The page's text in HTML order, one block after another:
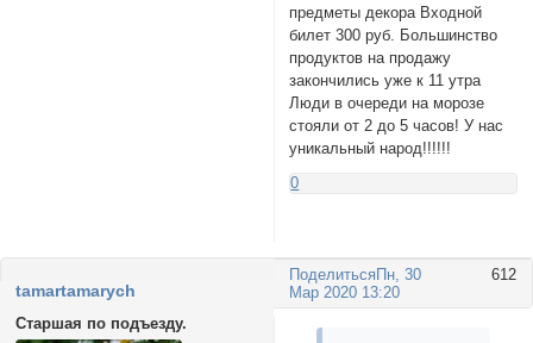
предметы декора Входной
билет 300 руб. Большинство
продуктов на продажу
закончились уже к 11 утра
Люди в очереди на морозе
стояли от 2 до 5 часов! У нас
уникальный народ!!!!!!
0
Поделиться 612
Пн, 30
Мар 2020 13:20
tamartamarych
Старшая по подъезду.